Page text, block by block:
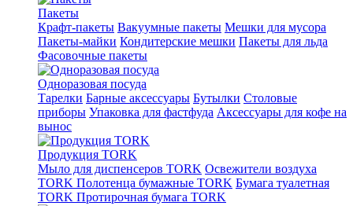
Пакеты
Крафт-пакеты Вакуумные пакеты Мешки для мусора
Пакеты-майки Кондитерские мешки Пакеты для льда
Фасовочные пакеты
Одноразовая посуда
Тарелки Барные аксессуары Бутылки Столовые
приборы Упаковка для фастфуда Аксессуары для кофе на
вынос
Продукция TORK
Мыло для диспенсеров TORK Освежители воздуха
TORK Полотенца бумажные TORK Бумага туалетная
TORK Протирочная бумага TORK